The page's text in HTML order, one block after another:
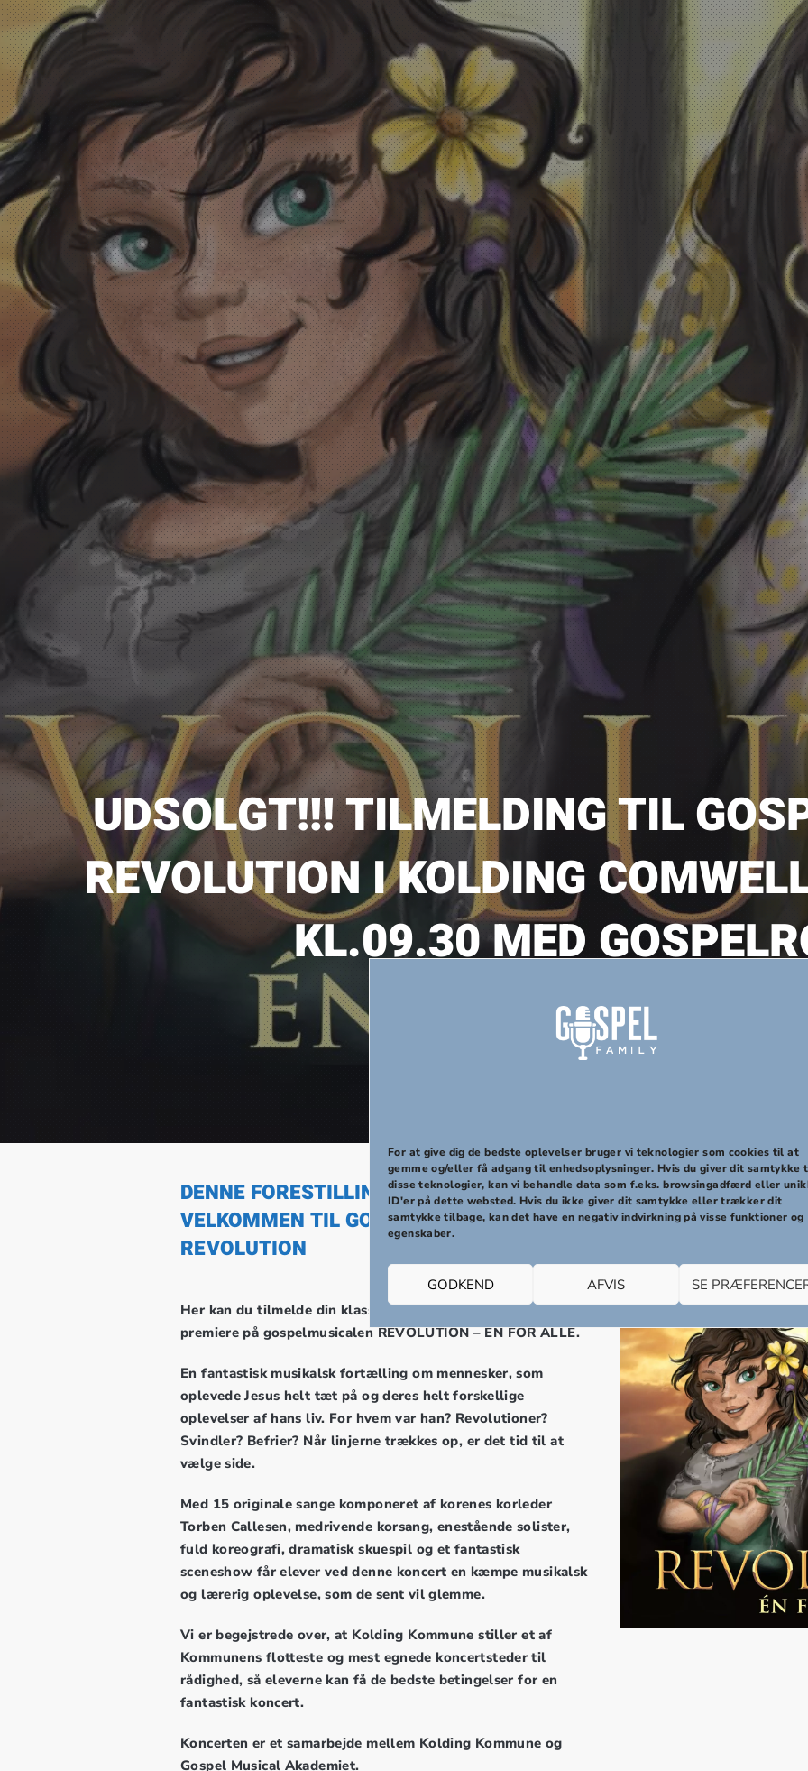
For at give dig de bedste oplevelser bruger vi teknologier som cookies til at
gemme og/eller få adgang til enhedsoplysninger. Hvis du giver dit samtykke
disse teknologier, kan vi behandle data som f.eks. browsingadfærd eller
ID'er på dette websted. Hvis du ikke giver dit samtykke eller trækker dit
samtykke tilbage, kan det have en negativ indvirkning på visse funktioner og
egenskaber.
GODKEND AFVIS SE
UDSOLGT!!! TILMELDING TIL
REVOLUTION I KOLDING
KL.09.30 MED
10/05/2022
09:30-10:45
DENNE FORESTILLING ER FYLDT OP!!!
VELKOMMEN TIL GOSPELMUSICALEN
REVOLUTION
Her kan du tilmelde din klasse til Gospel Musical Akademiets
premiere på gospelmusicalen REVOLUTION – ÉN FOR ALLE.
En fantastisk musikalsk fortælling om mennesker, som
oplevede Jesus helt tæt på og deres helt forskellige
oplevelser af hans liv. For hvem var han? Revolutioner?
Svindler? Befrier? Når linjerne trækkes op, er det tid til at
vælge side.
Med 15 originale sange komponeret af korenes korleder
Torben Callesen, medrivende korsang, enestående solister,
fuld koreografi, dramatisk skuespil og et fantastisk
sceneshow får elever ved denne koncert en kæmpe musikalsk
og lærerig oplevelse, som de sent vil glemme.
Vi er begejstrede over, at Kolding Kommune stiller et af
Kommunens flotteste og mest egnede koncertsteder til
rådighed, så eleverne kan få de bedste betingelser for en
fantastisk koncert.
Koncerten er et samarbejde mellem Kolding Kommune og
Gospel Musical Akademiet.
TILMELDING 10.